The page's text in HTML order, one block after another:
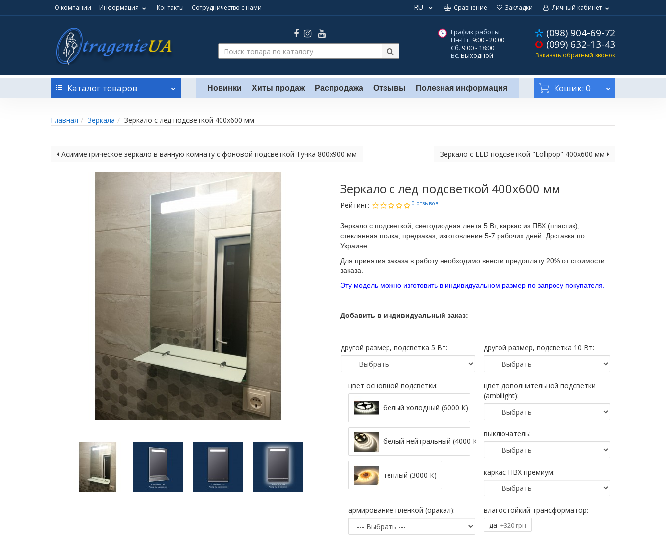
О компании Информация Контакты Сотрудничество с нами RU Сравнение Закладки Личный кабинет
График работы:
Пн-Пт. 9:00 - 20:00
Сб. 9:00 - 18:00
Вс. Выходной
(098) 904-69-72
(099) 632-13-43
Заказать обратный звонок
Каталог товаров Новинки Хиты продаж Распродажа Отзывы Полезная информация Кошик: 0
Главная Зеркала Зеркало с лед подсветкой 400х600 мм
Асимметрическое зеркало в ванную комнату с фоновой подсветкой Тучка 800х900 мм Зеркало с LED подсветкой "Lollipop" 400х600 мм
Зеркало с лед подсветкой 400х600 мм
Рейтинг: 0 отзывов
Зеркало с подсветкой, светодиодная лента 5 Вт, каркас из ПВХ (пластик),
стеклянная полка, предзаказ, изготовление 5-7 рабочих дней. Доставка по
Украине.
Для принятия заказа в работу необходимо внести предоплату 20% от стоимости
заказа.
Эту модель можно изготовить в индивидуальном размер по запросу покупателя.
Добавить в индивидуальный заказ:
другой размер, подсветка 5 Вт: другой размер, подсветка 10 Вт:
цвет основной подсветки:
белый холодный (6000 К)
белый нейтральный (4000 К)
теплый (3000 К)
цвет дополнительной подсветки
(ambilight):
выключатель:
каркас ПВХ премиум:
армирование пленкой (оракал):
влагостойкий трансформатор:
да +320 грн